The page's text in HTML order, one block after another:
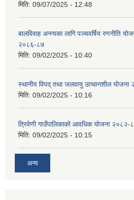
मिति: 09/07/2025 - 12:48
बालविवाह अन्त्यका लागि पञ्चवर्षिय रणनीति
२०८६-८७
मिति: 09/02/2025 - 10:40
स्थानीय विपद् तथा जलवायु उत्थानशील
मिति: 09/02/2025 - 10:16
त्रिवेणी गाउँपालिकाको आवधिक योजना
मिति: 09/02/2025 - 10:15
अन्य